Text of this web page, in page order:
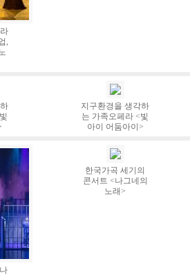
,
지구환경을 생각하
는 가족오페라 <빛
아이 어둠아이>
한국가곡 세기의
콘서트 <나그네의
노래>